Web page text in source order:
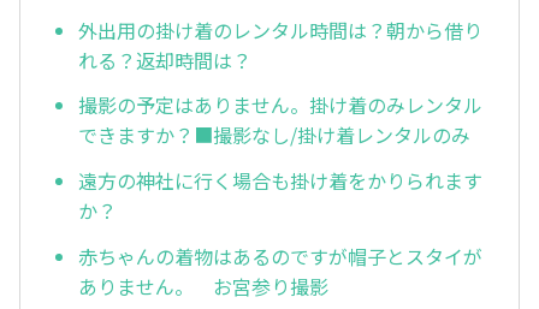
外出用の掛け着のレンタル時間は？朝から借り
れる？返却時間は？
撮影の予定はありません。掛け着のみレンタル
できますか？■撮影なし/掛け着レンタルのみ
遠方の神社に行く場合も掛け着をかりられます
か？
赤ちゃんの着物はあるのですが帽子とスタイが
ありません。 お宮参り撮影